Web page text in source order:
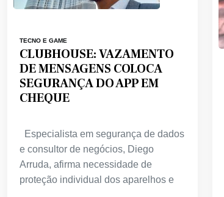
TECNO E GAME
CLUBHOUSE: VAZAMENTO
DE MENSAGENS COLOCA
SEGURANÇA DO APP EM
CHEQUE
Especialista em segurança de dados
e consultor de negócios, Diego
Arruda, afirma necessidade de
proteção individual dos aparelhos e